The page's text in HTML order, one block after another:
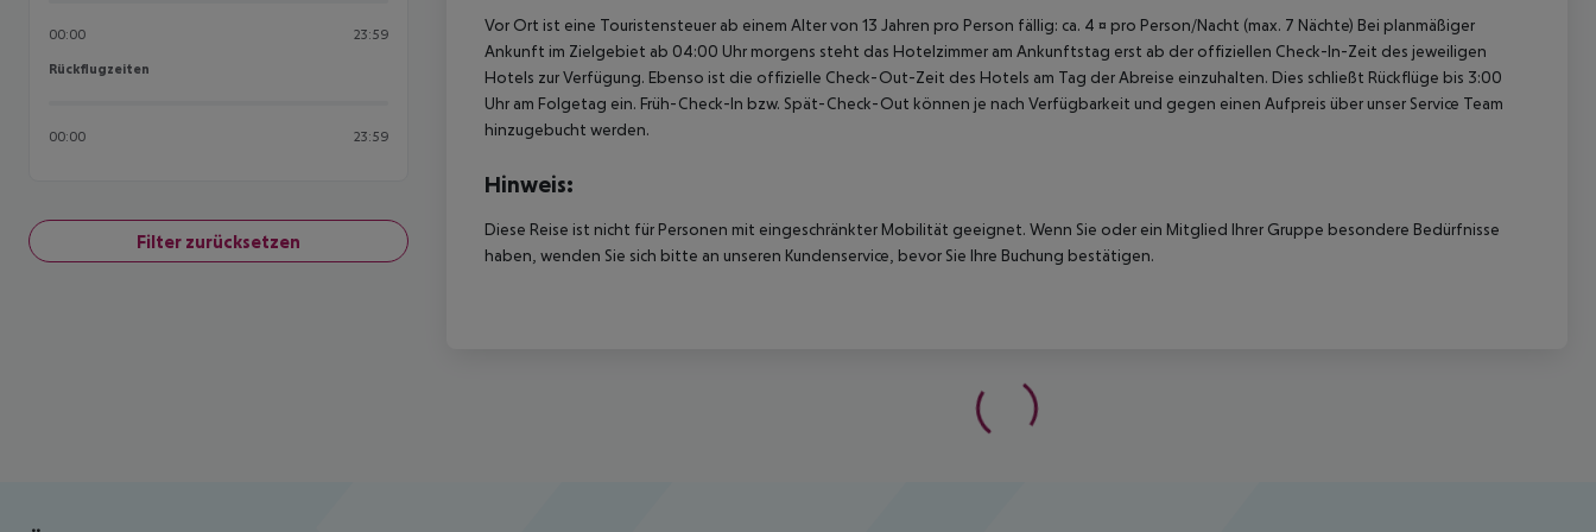
00:00 23:59
Rückflugzeiten
Rückflugzeiten
00:00 23:59
Filter zurücksetzen
Vor Ort ist eine Touristensteuer ab einem Alter von 13 Jahren pro Person fällig: ca. 4 ¤ pro Person/Nacht (max. 7 Nächte) Bei planmäßiger
Ankunft im Zielgebiet ab 04:00 Uhr morgens steht das Hotelzimmer am Ankunftstag erst ab der offiziellen Check-In-Zeit des jeweiligen
Hotels zur Verfügung. Ebenso ist die offizielle Check-Out-Zeit des Hotels am Tag der Abreise einzuhalten. Dies schließt Rückflüge bis 3:00
Uhr am Folgetag ein. Früh-Check-In bzw. Spät-Check-Out können je nach Verfügbarkeit und gegen einen Aufpreis über unser Service Team
hinzugebucht werden.
Hinweis:
Diese Reise ist nicht für Personen mit eingeschränkter Mobilität geeignet. Wenn Sie oder ein Mitglied Ihrer Gruppe besondere Bedürfnisse
haben, wenden Sie sich bitte an unseren Kundenservice, bevor Sie Ihre Buchung bestätigen.